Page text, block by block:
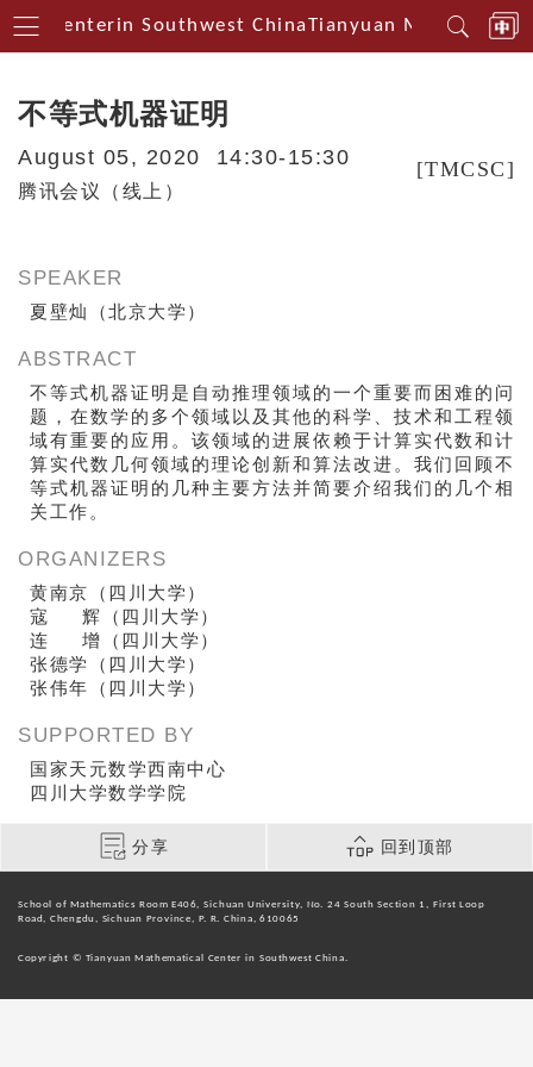
Centerin Southwest ChinaTianyuan
不等式机器证明
[TMCSC]
August 05, 2020 14:30-15:30
腾讯会议（线上）
SPEAKER
夏壁灿（北京大学）
ABSTRACT
不等式机器证明是自动推理领域的一个重要而困难的问
题，在数学的多个领域以及其他的科学、技术和工程领
域有重要的应用。该领域的进展依赖于计算实代数和计
算实代数几何领域的理论创新和算法改进。我们回顾不
等式机器证明的几种主要方法并简要介绍我们的几个相
关工作。
ORGANIZERS
黄南京（四川大学）
寇 辉（四川大学）
连 增（四川大学）
张德学（四川大学）
张伟年（四川大学）
SUPPORTED BY
国家天元数学西南中心
四川大学数学学院
分享 回到顶部
School of Mathematics Room E406, Sichuan University, No. 24 South Section 1, First Loop
Road, Chengdu, Sichuan Province, P. R. China, 610065
Copyright © Tianyuan Mathematical Center in Southwest China.